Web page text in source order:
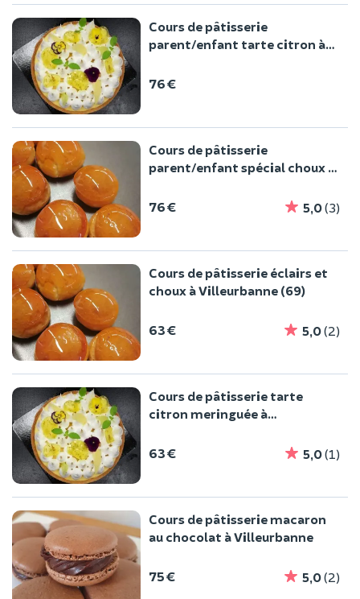
Cours de pâtisserie
parent/enfant tarte citron à
76 €
Cours de pâtisserie
parent/enfant spécial choux à
76 € 5,0(3)
Cours de pâtisserie éclairs et
choux à Villeurbanne (69)
63 € 5,0(2)
Cours de pâtisserie tarte
citron meringuée à
63 € 5,0(1)
Cours de pâtisserie macaron
au chocolat à Villeurbanne
75 € 5,0(2)